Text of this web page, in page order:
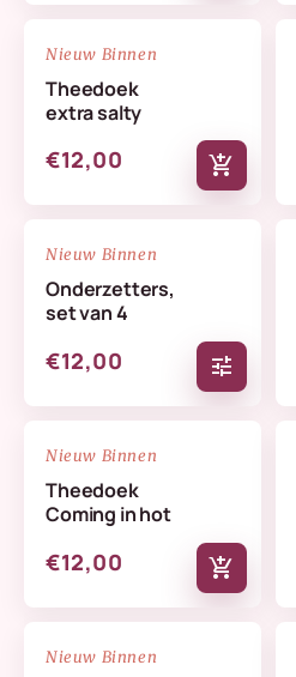
NIEUW
Nieuw Binnen
Theedoek
extra salty
€12,00 add_shopping_cart
NIEUW
Nieuw Binnen
Onderzetters,
set van 4
€12,00 tune
NIEUW
Nieuw Binnen
Theedoek
Coming in hot
€12,00 add_shopping_cart
NIEUW
Nieuw Binnen